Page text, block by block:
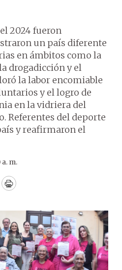
2024 fueron
un país diferente
en ámbitos como la
drogadicción y el
la labor encomiable
y el logro de
en la vidriera del
Referentes del deporte
y reafirmaron el
m.
Print